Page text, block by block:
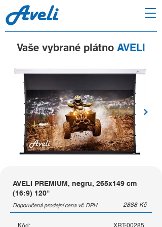
Vaše vybrané plátno AVELI
AVELI PREMIUM, negru, 265x149 cm
(16:9) 120"
Doporučená prodejní cena vč. DPH 2888 Kč
Kód: XRT-00285